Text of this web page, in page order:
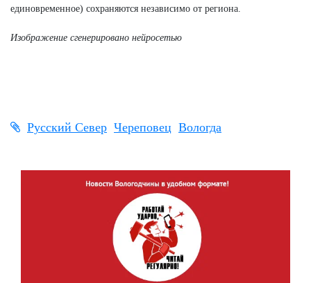
единовременное) сохраняются независимо от региона.
Изображение сгенерировано нейросетью
Русский Север Череповец Вологда